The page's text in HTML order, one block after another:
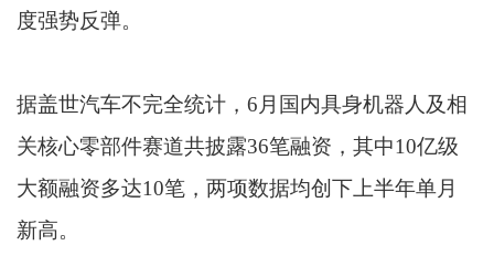
度强势反弹。
据盖世汽车不完全统计，6月国内具身机器人及相
关核心零部件赛道共披露36笔融资，其中10亿级
大额融资多达10笔，两项数据均创下上半年单月
新高。